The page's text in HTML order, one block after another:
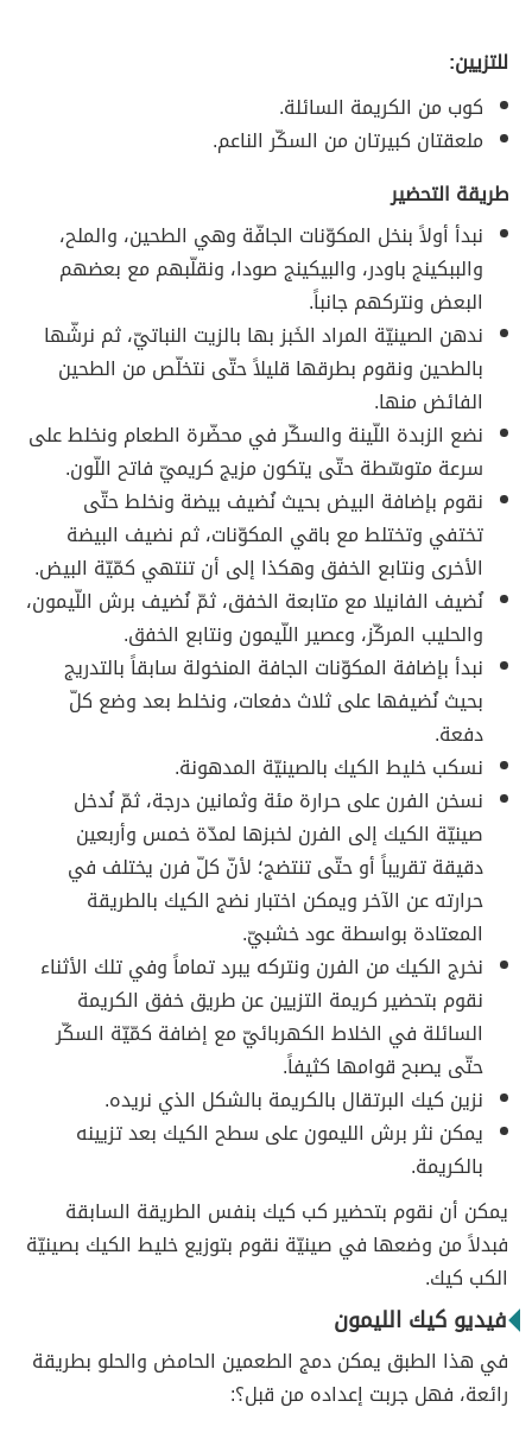
للتزيين:
كوب من الكريمة السائلة.
ملعقتان كبيرتان من السكّر الناعم.
طريقة التحضير
نبدأ أولاً بنخل المكوّنات الجافّة وهي الطحين، والملح،
والببكينج باودر، والبيكينج صودا، ونقلّبهم مع بعضهم
البعض ونتركهم جانباً.
ندهن الصينيّة المراد الخَبز بها بالزيت النباتيّ، ثم نرشّها
بالطحين ونقوم بطرقها قليلاً حتّى نتخلّص من الطحين
الفائض منها.
نضع الزبدة اللّينة والسكّر في محضّرة الطعام ونخلط على
سرعة متوسّطة حتّى يتكون مزيج كريميّ فاتح اللّون.
نقوم بإضافة البيض بحيث نُضيف بيضة ونخلط حتّى
تختفي وتختلط مع باقي المكوّنات، ثم نضيف البيضة
الأخرى ونتابع الخفق وهكذا إلى أن تنتهي كمّيّة البيض.
نُضيف الفانيلا مع متابعة الخفق، ثمّ نُضيف برش اللّيمون،
والحليب المركّز، وعصير اللّيمون ونتابع الخفق.
نبدأ بإضافة المكوّنات الجافة المنخولة سابقاً بالتدريج
بحيث نُضيفها على ثلاث دفعات، ونخلط بعد وضع كلّ
دفعة.
نسكب خليط الكيك بالصينيّة المدهونة.
نسخن الفرن على حرارة مئة وثمانين درجة، ثمّ نُدخل
صينيّة الكيك إلى الفرن لخبزها لمدّة خمس وأربعين
دقيقة تقريباً أو حتّى تنتضج؛ لأنّ كلّ فرن يختلف في
حرارته عن الآخر ويمكن اختبار نضج الكيك بالطريقة
المعتادة بواسطة عود خشبيّ.
نخرج الكيك من الفرن ونتركه يبرد تماماً وفي تلك الأثناء
نقوم بتحضير كريمة التزيين عن طريق خفق الكريمة
السائلة في الخلاط الكهربائيّ مع إضافة كمّيّة السكّر
حتّى يصبح قوامها كثيفاً.
نزين كيك البرتقال بالكريمة بالشكل الذي نريده.
يمكن نثر برش الليمون على سطح الكيك بعد تزيينه
بالكريمة.
يمكن أن نقوم بتحضير كب كيك بنفس الطريقة السابقة
فبدلاً من وضعها في صينيّة نقوم بتوزيع خليط الكيك بصينيّة
الكب كيك.
فيديو كيك الليمون
في هذا الطبق يمكن دمج الطعمين الحامض والحلو بطريقة
رائعة، فهل جربت إعداده من قبل؟: